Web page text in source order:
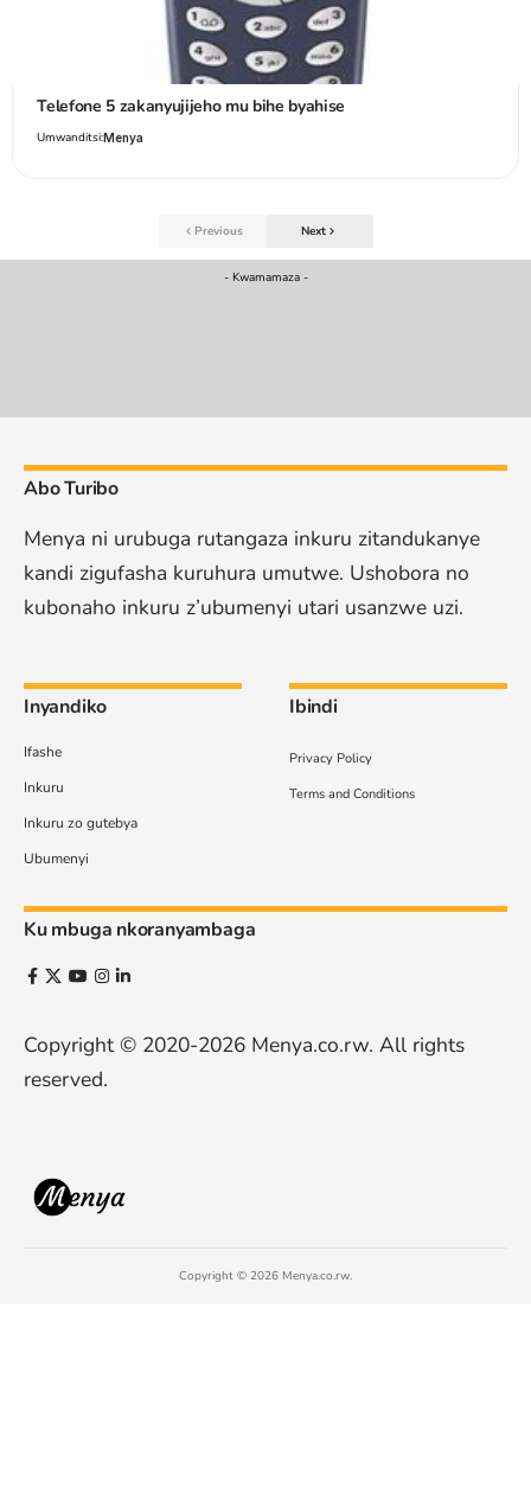
Telefone 5 zakanyujijeho mu bihe byahise
Umwanditsi:Menya
Previous Next
- Kwamamaza -
Abo Turibo
Menya ni urubuga rutangaza inkuru zitandukanye
kandi zigufasha kuruhura umutwe. Ushobora no
kubonaho inkuru z’ubumenyi utari usanzwe uzi.
Inyandiko
Ifashe
Inkuru
Inkuru zo gutebya
Ubumenyi
Ibindi
Privacy Policy
Terms and Conditions
Ku mbuga nkoranyambaga
Copyright © 2020-2026 Menya.co.rw. All rights
reserved.
Copyright © 2026 Menya.co.rw.